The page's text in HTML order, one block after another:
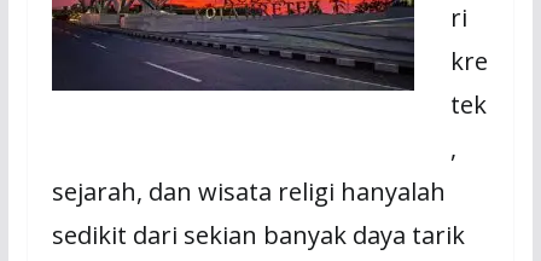
ri
kre
tek
,
sejarah, dan wisata religi hanyalah
sedikit dari sekian banyak daya tarik